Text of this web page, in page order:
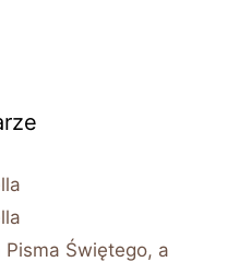
Świętego, a